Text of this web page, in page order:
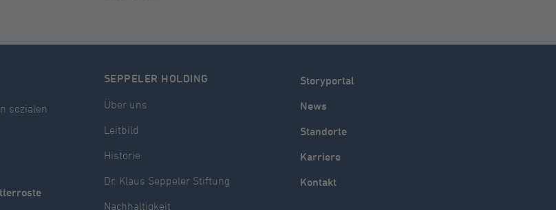
sozialen
SEPPELER HOLDING
Über uns
Leitbild
Historie
Dr. Klaus Seppeler Stiftung
Nachhaltigkeit
Storyportal
News
Standorte
Karriere
Kontakt